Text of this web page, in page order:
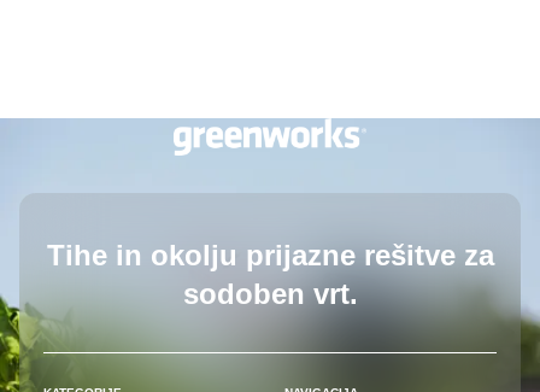
Tihe in okolju prijazne rešitveza
sodoben vrt.